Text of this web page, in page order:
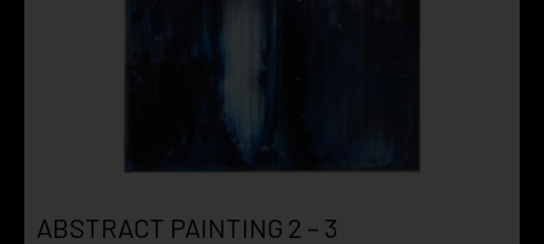
ABSTRACT PAINTING 2 – 3